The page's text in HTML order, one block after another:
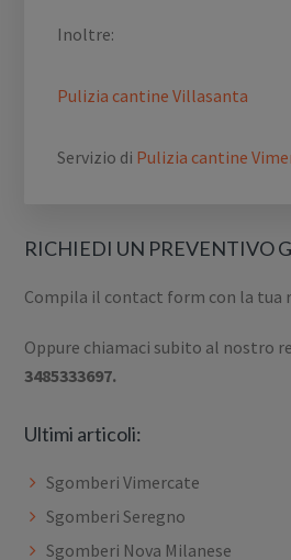
Inoltre:
Pulizia cantine Villasanta
Servizio di Pulizia cantine
RICHIEDI UN PREVENTIVO
Compila il contact form con la tua
Oppure chiamaci subito al nostro
3485333697.
Ultimi articoli:
Sgomberi Vimercate
Sgomberi Seregno
Sgomberi Nova Milanese